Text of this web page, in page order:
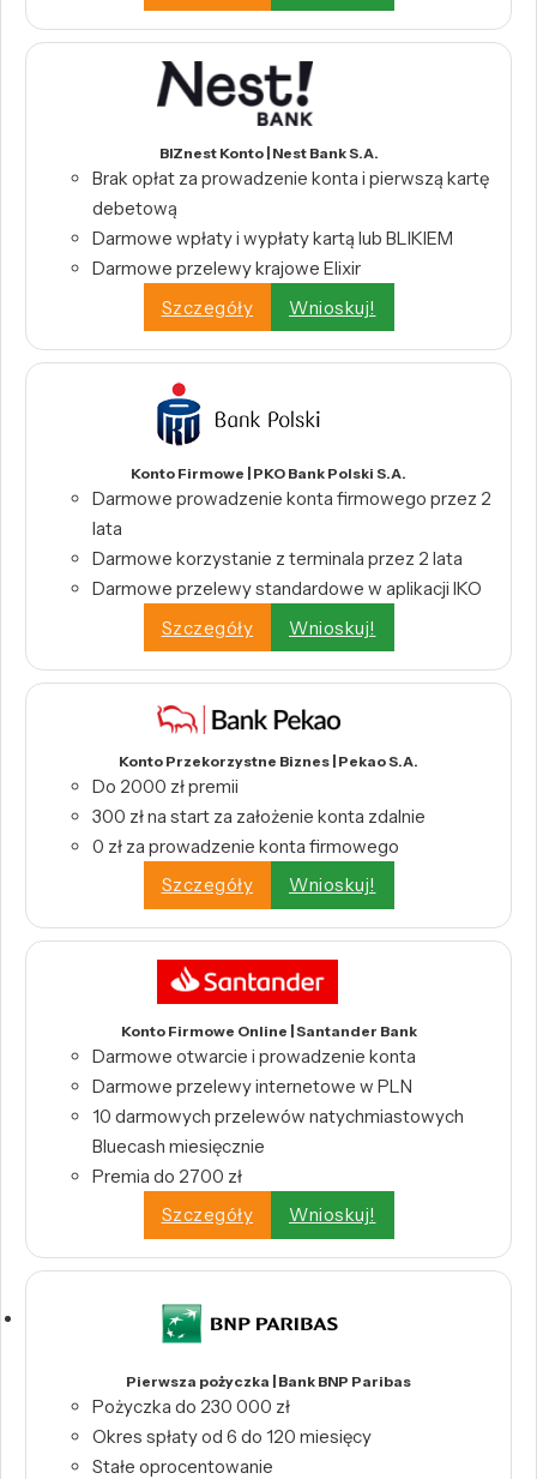
BIZnest Konto | Nest Bank S.A.
Brak opłat za prowadzenie konta i pierwszą kartę
debetową
Darmowe wpłaty i wypłaty kartą lub BLIKIEM
Darmowe przelewy krajowe Elixir
Szczegóły
Wnioskuj!
Konto Firmowe | PKO Bank Polski S.A.
Darmowe prowadzenie konta firmowego przez 2
lata
Darmowe korzystanie z terminala przez 2 lata
Darmowe przelewy standardowe w aplikacji IKO
Szczegóły
Wnioskuj!
Konto Przekorzystne Biznes | Pekao S.A.
Do 2000 zł premii
300 zł na start za założenie konta zdalnie
0 zł za prowadzenie konta firmowego
Szczegóły
Wnioskuj!
Konto Firmowe Online | Santander Bank
Darmowe otwarcie i prowadzenie konta
Darmowe przelewy internetowe w PLN
10 darmowych przelewów natychmiastowych
Bluecash miesięcznie
Premia do 2700 zł
Szczegóły
Wnioskuj!
Pierwsza pożyczka | Bank BNP Paribas
Pożyczka do 230 000 zł
Okres spłaty od 6 do 120 miesięcy
Stałe oprocentowanie